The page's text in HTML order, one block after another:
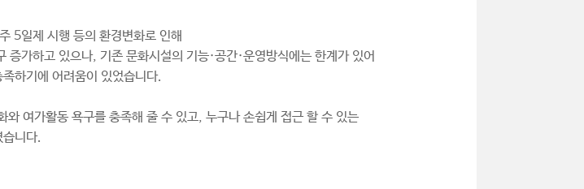
5일제 시행 등의 환경변화로 인해
증가하고 있으나, 기존 문화시설의 기능·공간·운영방식에는 한계가 있어
하기에 어려움이 있었습니다.
와 여가활동 욕구를 충족해 줄 수 있고, 누구나 손쉽게 접근 할 수 있는
니다.